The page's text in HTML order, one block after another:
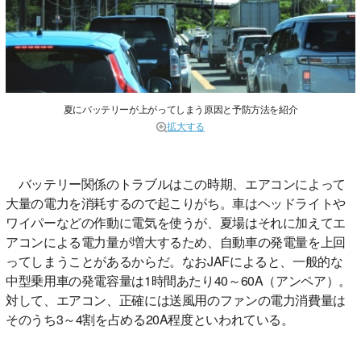
夏にバッテリーが上がってしまう原因と予防方法を紹介
拡大する
バッテリー関係のトラブルはこの時期、エアコンによって
大量の電力を消耗するので起こりがち。車はヘッドライトや
ワイパーなどの作動に電気を使うが、夏場はそれに加えてエ
アコンによる電力量が増大するため、自動車の発電量を上回
ってしまうことがあるからだ。なおJAFによると、一般的な
中型乗用車の発電容量は1時間あたり40～60A（アンペア）。
対して、エアコン、正確には送風用のファンの電力消費量は
そのうち3～4割を占める20A程度といわれている。